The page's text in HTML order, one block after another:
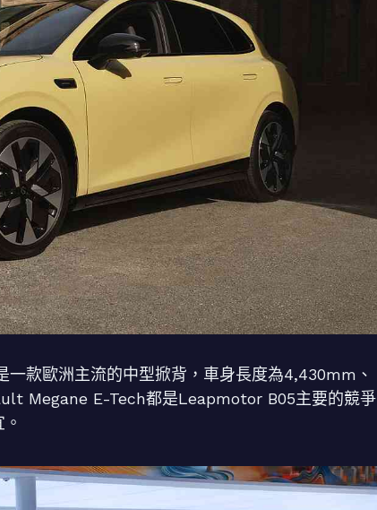
款歐洲主流的中型掀背，車身長度為4,430mm、
Megane E-Tech都是Leapmotor B05主要的競爭